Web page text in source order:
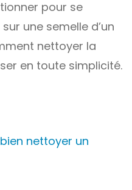
pour se
une semelle d’un
nettoyer la
en toute simplicité.
nettoyer un